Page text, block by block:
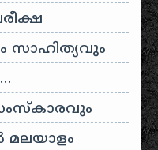
സാഹിത്യവും
മലയാളം